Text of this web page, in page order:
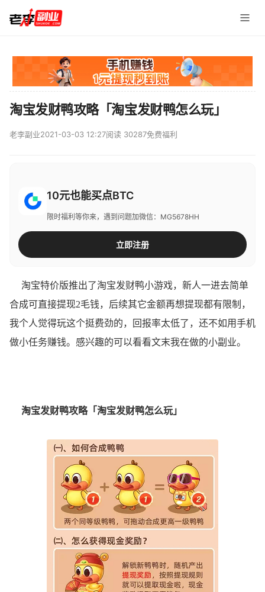
淘宝发财鸭攻略「淘宝发财鸭怎么玩」
老李副业2021-03-03 12:27阅读 30287免费福利
10元也能买点BTC
限时福利等你来，遇到问题加微信：MG5678HH
立即注册
淘宝特价版推出了淘宝发财鸭小游戏，新人一进去简单
合成可直接提现2毛钱，后续其它金额再想提现都有限制，
我个人觉得玩这个挺费劲的，回报率太低了，还不如用手机
做小任务赚钱。感兴趣的可以看看文末我在做的小副业。
淘宝发财鸭攻略「淘宝发财鸭怎么玩」